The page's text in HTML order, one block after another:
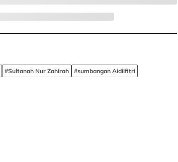
#Sultanah Nur Zahirah #sumbangan Aidilfitri